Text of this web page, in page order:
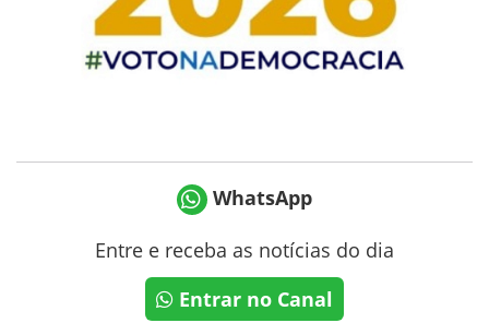
WhatsApp
Entre e receba as notícias do dia
Entrar no Canal